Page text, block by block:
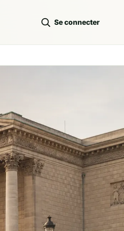
Se connecter